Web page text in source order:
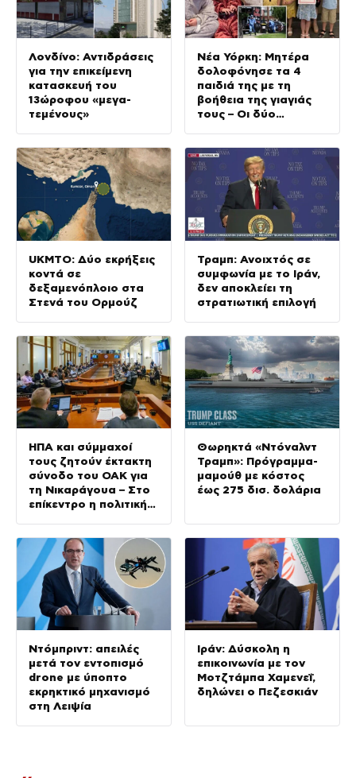
Λονδίνο: Αντιδράσεις
για την επικείμενη
κατασκευή του
13ώροφου «μεγα-
τεμένους»
Νέα Υόρκη: Μητέρα
δολοφόνησε τα 4
παιδιά της με τη
βοήθεια της γιαγιάς
τους – Οι δύο
UKMTO: Δύο εκρήξεις
κοντά σε
δεξαμενόπλοιο στα
Στενά του Ορμούζ
Τραμπ: Ανοιχτός σε
συμφωνία με το Ιράν,
δεν αποκλείει τη
στρατιωτική επιλογή
ΗΠΑ και σύμμαχοί
τους ζητούν έκτακτη
σύνοδο του ΟΑΚ για
τη Νικαράγουα – Στο
επίκεντρο η πολιτική
Θωρηκτά «Ντόναλντ
Τραμπ»: Πρόγραμμα-
μαμούθ με κόστος
έως 275 δισ. δολάρια
Ντόμπριντ: απειλές
μετά τον εντοπισμό
drone με ύποπτο
εκρηκτικό μηχανισμό
στη Λειψία
Ιράν: Δύσκολη η
επικοινωνία με τον
Μοτζτάμπα Χαμενεΐ,
δηλώνει ο Πεζεσκιάν